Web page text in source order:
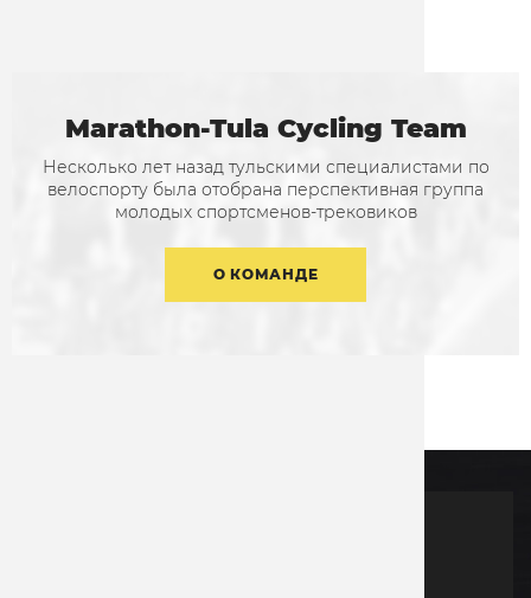
Marathon-Tula Cycling Team
Несколько лет назад тульскими специалистами по
велоспорту была отобрана перспективная группа
молодых спортсменов-трековиков
О КОМАНДЕ